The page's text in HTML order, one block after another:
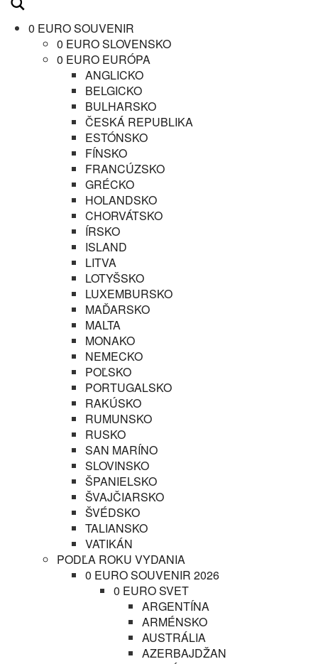
0 EURO SOUVENIR
0 EURO SLOVENSKO
0 EURO EURÓPA
ANGLICKO
BELGICKO
BULHARSKO
ČESKÁ REPUBLIKA
ESTÓNSKO
FÍNSKO
FRANCÚZSKO
GRÉCKO
HOLANDSKO
CHORVÁTSKO
ÍRSKO
ISLAND
LITVA
LOTYŠSKO
LUXEMBURSKO
MAĎARSKO
MALTA
MONAKO
NEMECKO
POĽSKO
PORTUGALSKO
RAKÚSKO
RUMUNSKO
RUSKO
SAN MARÍNO
SLOVINSKO
ŠPANIELSKO
ŠVAJČIARSKO
ŠVÉDSKO
TALIANSKO
VATIKÁN
PODĽA ROKU VYDANIA
0 EURO SOUVENIR 2026
0 EURO SVET
ARGENTÍNA
ARMÉNSKO
AUSTRÁLIA
AZERBAJDŽAN